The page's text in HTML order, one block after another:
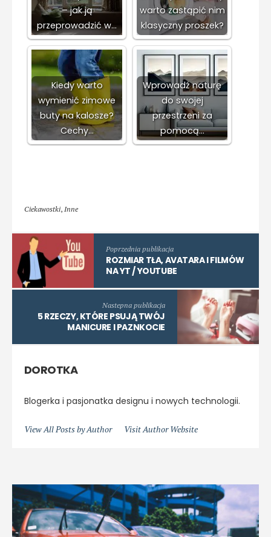
– jak ją
przeprowadzić w…
warto zastąpić nim
klasyczny proszek?
Kiedy warto
wymienić zimowe
buty na kalosze?
Cechy…
Wprowadź naturę
do swojej
przestrzeni za
pomocą…
Ciekawostki, Inne
Poprzednia publikacja
ROZMIAR TŁA, AVATARA I FILMÓW
NA YT / YOUTUBE
Nastepna publikacja
5 RZECZY, KTÓRE PSUJĄ TWÓJ
MANICURE I PAZNKOCIE
DOROTKA
Blogerka i pasjonatka designu i nowych technologii.
View All Posts by Author Visit Author Website